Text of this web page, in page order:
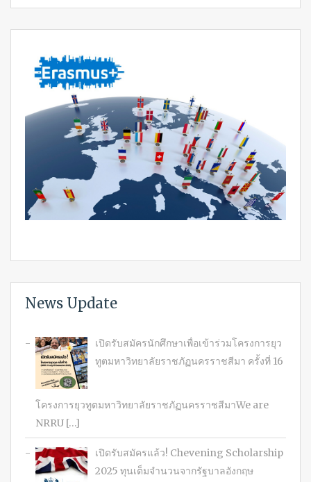
News Update
เปิดรับสมัครนักศึกษาเพื่อเข้าร่วมโครงการยุว
ทูตมหาวิทยาลัยราชภัฏนครราชสีมา ครั้งที่ 16
โครงการยุวทูตมหาวิทยาลัยราชภัฏนครราชสีมาWe are
NRRU […]
เปิดรับสมัครแล้ว! Chevening Scholarship
2025 ทุนเต็มจำนวนจากรัฐบาลอังกฤษ